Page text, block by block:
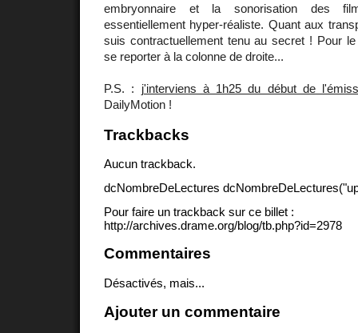
embryonnaire et la sonorisation des
essentiellement hyper-réaliste. Quant aux
suis contractuellement tenu au secret ! Pour
se reporter à la colonne de droite...
P.S. : j'interviens à 1h25 du début de
DailyMotion !
Trackbacks
Aucun trackback.
dcNombreDeLectures
Pour faire un trackback sur ce billet :
http://archives.drame.org/blog/tb.php?id=2978
Commentaires
Désactivés, mais...
Ajouter un commentaire